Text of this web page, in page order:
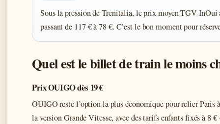
Sous la pression de Trenitalia, le prix moyen TGV InOui
passant de 117 € à 78 €. C’est le bon moment pour
Quel est le billet de train le moins
Prix OUIGO dès 19 €
OUIGO reste l’option la plus économique pour relier
la version Grande Vitesse, avec des tarifs enfants fixés à